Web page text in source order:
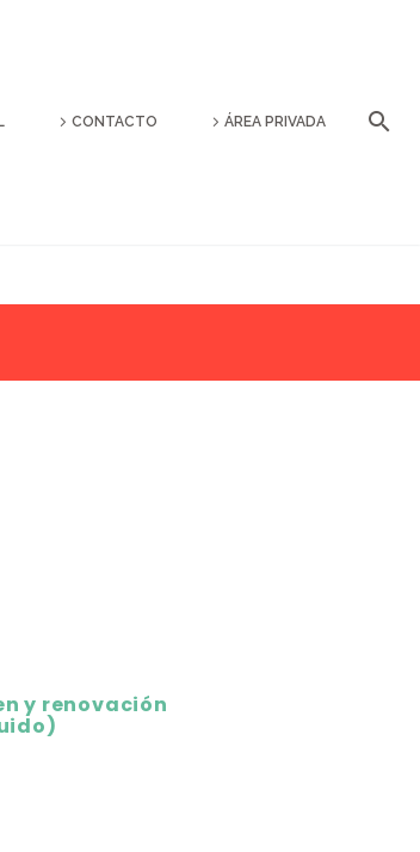
CONTACTO ÁREA PRIVADA
y renovación